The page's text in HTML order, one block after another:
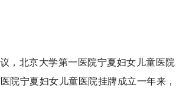
，北京大学第一医院宁夏妇女儿童医院
宁夏妇女儿童医院挂牌成立一年来，